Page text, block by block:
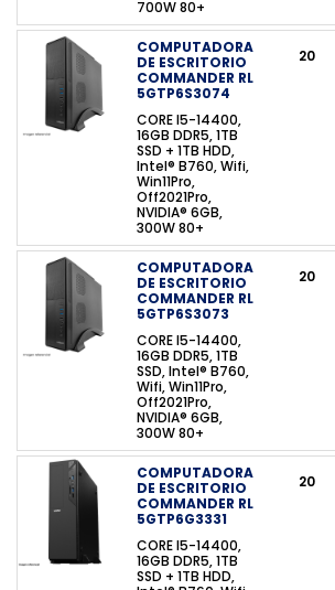
700W 80+
COMPUTADORA
DE ESCRITORIO
COMMANDER RL
5GTP6S3074
CORE I5-14400,
16GB DDR5, 1TB
SSD + 1TB HDD,
Intel® B760, Wifi,
Win11Pro,
Off2021Pro,
NVIDIA® 6GB,
300W 80+
20
COMPUTADORA
DE ESCRITORIO
COMMANDER RL
5GTP6S3073
CORE I5-14400,
16GB DDR5, 1TB
SSD, Intel® B760,
Wifi, Win11Pro,
Off2021Pro,
NVIDIA® 6GB,
300W 80+
20
COMPUTADORA
DE ESCRITORIO
COMMANDER RL
5GTP6G3331
CORE I5-14400,
16GB DDR5, 1TB
SSD + 1TB HDD,
20